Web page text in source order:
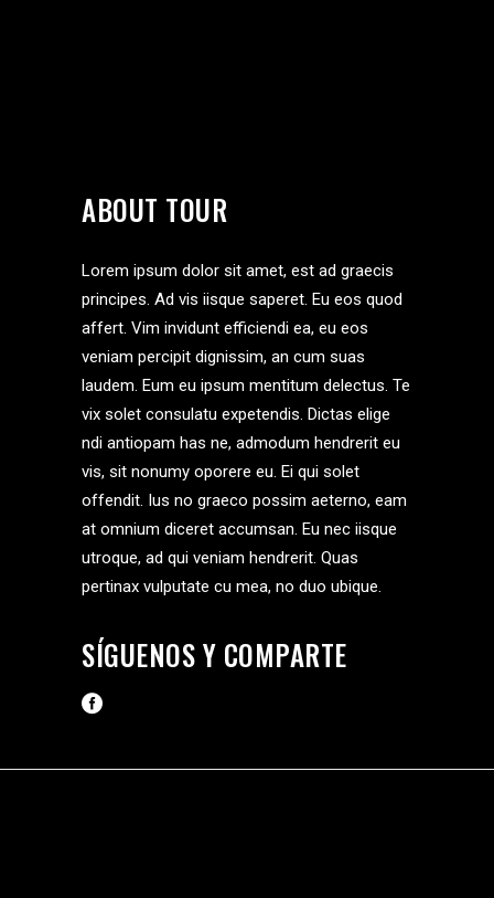
ABOUT TOUR
Lorem ipsum dolor sit amet, est ad graecis
principes. Ad vis iisque saperet. Eu eos quod
affert. Vim invidunt efficiendi ea, eu eos
veniam percipit dignissim, an cum suas
laudem. Eum eu ipsum mentitum delectus. Te
vix solet consulatu expetendis. Dictas elige
ndi antiopam has ne, admodum hendrerit eu
vis, sit nonumy oporere eu. Ei qui solet
offendit. Ius no graeco possim aeterno, eam
at omnium diceret accumsan. Eu nec iisque
utroque, ad qui veniam hendrerit. Quas
pertinax vulputate cu mea, no duo ubique.
SÍGUENOS Y COMPARTE